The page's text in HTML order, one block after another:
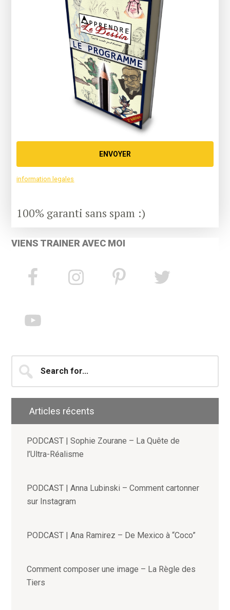
ENVOYER
information legales
100% garanti sans spam :)
VIENS TRAINER AVEC MOI
for...
Articles récents
PODCAST | Sophie Zourane – La Quête de
l’Ultra-Réalisme
PODCAST | Anna Lubinski – Comment cartonner
sur Instagram
PODCAST | Ana Ramirez – De Mexico à “Coco”
Comment composer une image – La Règle des
Tiers